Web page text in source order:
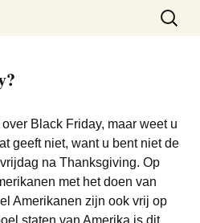
SALE
bij elkaar!
Zoeken
naar:
Black Friday, maar weet u
geeft niet, want u bent niet de
na Thanksgiving. Op
met het doen van
Amerikanen zijn ook vrij op
staten van Amerika is dit